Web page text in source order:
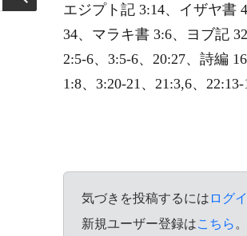
エジプト記 3:14、イザヤ書
34、マラキ書 3:6、ヨブ記
2:5-6、3:5-6、20:27、詩編
1:8、3:20-21、21:3,6、22:13-
気づきを投稿するには ログ
新規ユーザー登録はこちら 。